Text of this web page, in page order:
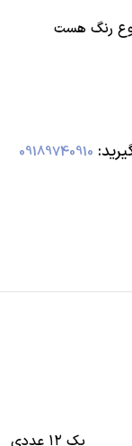
رنگ هست
09189740910
پک ۱۲ عددی